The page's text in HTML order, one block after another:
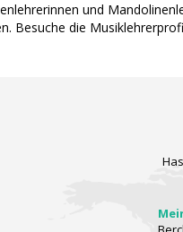
und
Besuche die